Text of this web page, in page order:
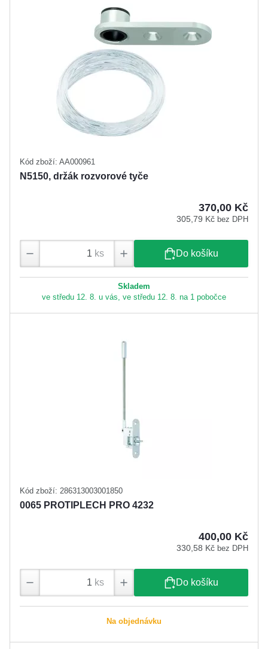
Kód zboží: AA000961
N5150, držák rozvorové tyče
370,00 Kč
305,79 Kč bez DPH
ks Do košíku
Skladem
ve středu 12. 8. u vás, ve středu 12. 8. na 1 pobočce
Kód zboží: 286313003001850
0065 PROTIPLECH PRO 4232
400,00 Kč
330,58 Kč bez DPH
ks Do košíku
Na objednávku